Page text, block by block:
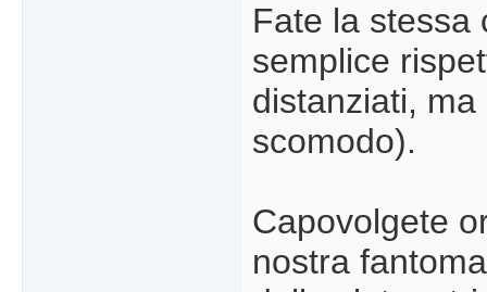
Fate la stessa
semplice
distanziati,
scomodo).
Capovolgete
nostra